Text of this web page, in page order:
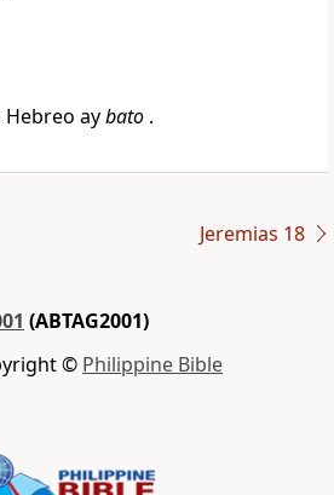
Hebreo aybato .
Jeremias 18
(ABTAG2001)
© Philippine Bible